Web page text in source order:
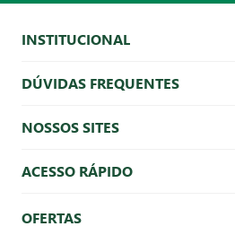
INSTITUCIONAL
DÚVIDAS FREQUENTES
NOSSOS SITES
ACESSO RÁPIDO
OFERTAS